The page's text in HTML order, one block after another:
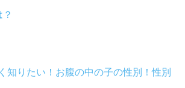
？
知りたい！お腹の中の子の性別！性別